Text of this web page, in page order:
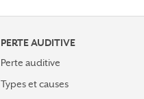
PERTE AUDITIVE
Perte auditive
Types et causes